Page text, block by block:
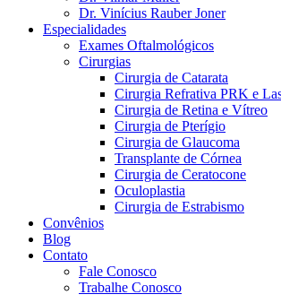
Dr. Vinícius Rauber Joner
Especialidades
Exames Oftalmológicos
Cirurgias
Cirurgia de Catarata
Cirurgia Refrativa PRK e
Cirurgia de Retina e Vítreo
Cirurgia de Pterígio
Cirurgia de Glaucoma
Transplante de Córnea
Cirurgia de Ceratocone
Oculoplastia
Cirurgia de Estrabismo
Convênios
Blog
Contato
Fale Conosco
Trabalhe Conosco